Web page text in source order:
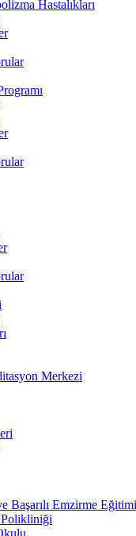
Hastalıkları
Merkezi
Başarılı Emzirme Eğitimi
Polikliniği